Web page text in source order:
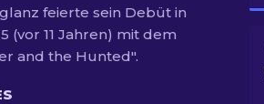
feierte sein Debüt in
(vor 11 Jahren) mit dem
and the Hunted".